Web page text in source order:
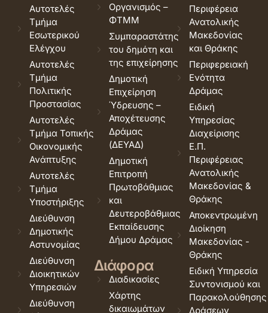
Αυτοτελές
Τμήμα
Εσωτερικού
Ελέγχου
Αυτοτελές
Τμήμα
Πολιτικής
Προστασίας
Αυτοτελές
Τμήμα Τοπικής
Οικονομικής
Ανάπτυξης
Αυτοτελές
Τμήμα
Υποστήριξης
Διεύθυνση
Δημοτικής
Αστυνομίας
Διεύθυνση
Διοικητικών
Υπηρεσιών
Διεύθυνση
Οργανισμός –
ΦΤΜΜ
Συμπαραστάτης
του δημότη και
της επιχείρησης
Δημοτική
Επιχείρηση
Ύδρευσης –
Αποχέτευσης
Δράμας
(ΔΕΥΑΔ)
Δημοτική
Επιτροπή
Πρωτοβάθμιας
και
Δευτεροβάθμιας
Εκπαίδευσης
Δήμου Δράμας
Διάφορα
Διαδικασίες
Χάρτης
δικαιωμάτων
Περιφέρεια
Ανατολικής
Μακεδονίας
και Θράκης
Περιφερειακή
Ενότητα
Δράμας
Ειδική
Υπηρεσίας
Διαχείρισης
Ε.Π.
Περιφέρειας
Ανατολικής
Μακεδονίας &
Θράκης
Αποκεντρωμένη
Διοίκηση
Μακεδονίας -
Θράκης
Ειδική Υπηρεσία
Συντονισμού και
Παρακολούθησης
Δράσεων